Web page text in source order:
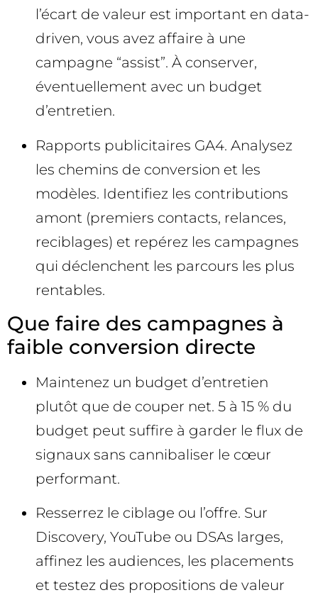
l’écart de valeur est important en data-
driven, vous avez affaire à une
campagne “assist”. À conserver,
éventuellement avec un budget
d’entretien.
Rapports publicitaires GA4. Analysez
les chemins de conversion et les
modèles. Identifiez les contributions
amont (premiers contacts, relances,
reciblages) et repérez les campagnes
qui déclenchent les parcours les plus
rentables.
Que faire des campagnes à
faible conversion directe
Maintenez un budget d’entretien
plutôt que de couper net. 5 à 15 % du
budget peut suffire à garder le flux de
signaux sans cannibaliser le cœur
performant.
Resserrez le ciblage ou l’offre. Sur
Discovery, YouTube ou DSAs larges,
affinez les audiences, les placements
et testez des propositions de valeur